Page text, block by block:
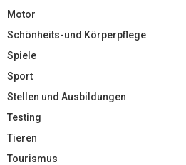
Motor
Schönheits-und Körperpflege
Spiele
Sport
Stellen und Ausbildungen
Testing
Tieren
Tourismus